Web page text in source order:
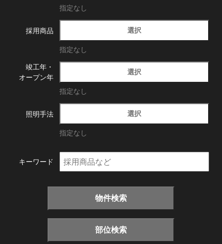
指定なし
採用商品 選択
指定なし
竣工年・
オープン年
選択
指定なし
照明手法 選択
指定なし
キーワード
物件検索
部位検索